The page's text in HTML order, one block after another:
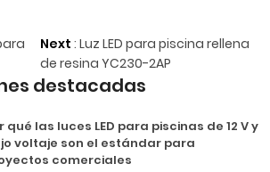
Next :Luz LED para piscina rellena
de resina YC230-2AP
destacadas
qué las luces LED para piscinas de 12 V y
voltaje son el estándar para
comerciales